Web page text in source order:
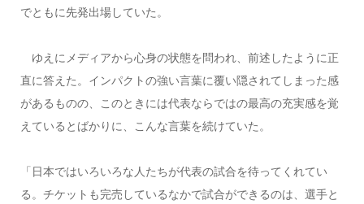
でともに先発出場していた。
ゆえにメディアから心身の状態を問われ、前述したように正
直に答えた。インパクトの強い言葉に覆い隠されてしまった感
があるものの、このときには代表ならではの最高の充実感を覚
えているとばかりに、こんな言葉を続けていた。
「日本ではいろいろな人たちが代表の試合を待ってくれてい
る。チケットも完売しているなかで試合ができるのは、選手と